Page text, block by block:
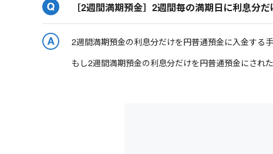
［2週間満期預金］2週間毎の満期日に利息分
2週間満期預金の利息分だけを円普通預金に入金する
もし2週間満期預金の利息分だけを円普通預金にされ